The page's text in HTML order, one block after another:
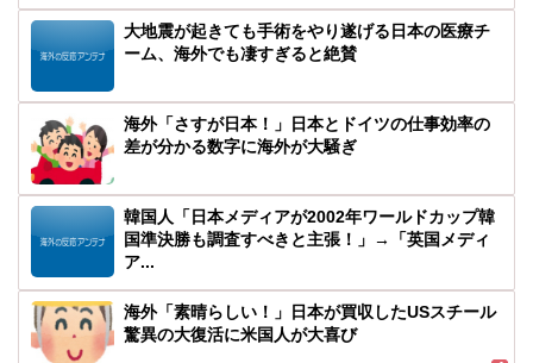
大地震が起きても手術をやり遂げる日本の医療チ
ーム、海外でも凄すぎると絶賛
海外「さすが日本！」日本とドイツの仕事効率の
差が分かる数字に海外が大騒ぎ
韓国人「日本メディアが2002年ワールドカップ韓
国準決勝も調査すべきと主張！」→「英国メディ
ア...
海外「素晴らしい！」日本が買収したUSスチール
驚異の大復活に米国人が大喜び